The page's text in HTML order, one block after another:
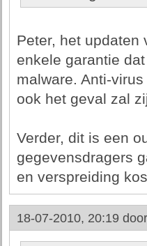
Peter, het updaten
enkele garantie
malware. Anti-
ook het geval zal
Verder, dit is een
gegevensdragers
en verspreiding
18-07-2010, 20:19 door